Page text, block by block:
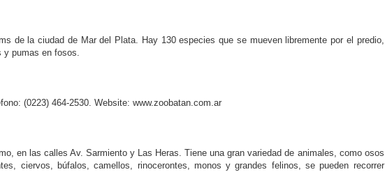
de la ciudad de Mar del Plata. Hay 130 especies que se mueven libremente por el predio,
y pumas en fosos.
(0223) 464-2530. Website: www.zoobatan.com.ar
en las calles Av. Sarmiento y Las Heras. Tiene una gran variedad de animales, como osos
ciervos, búfalos, camellos, rinocerontes, monos y grandes felinos, se pueden recorrer